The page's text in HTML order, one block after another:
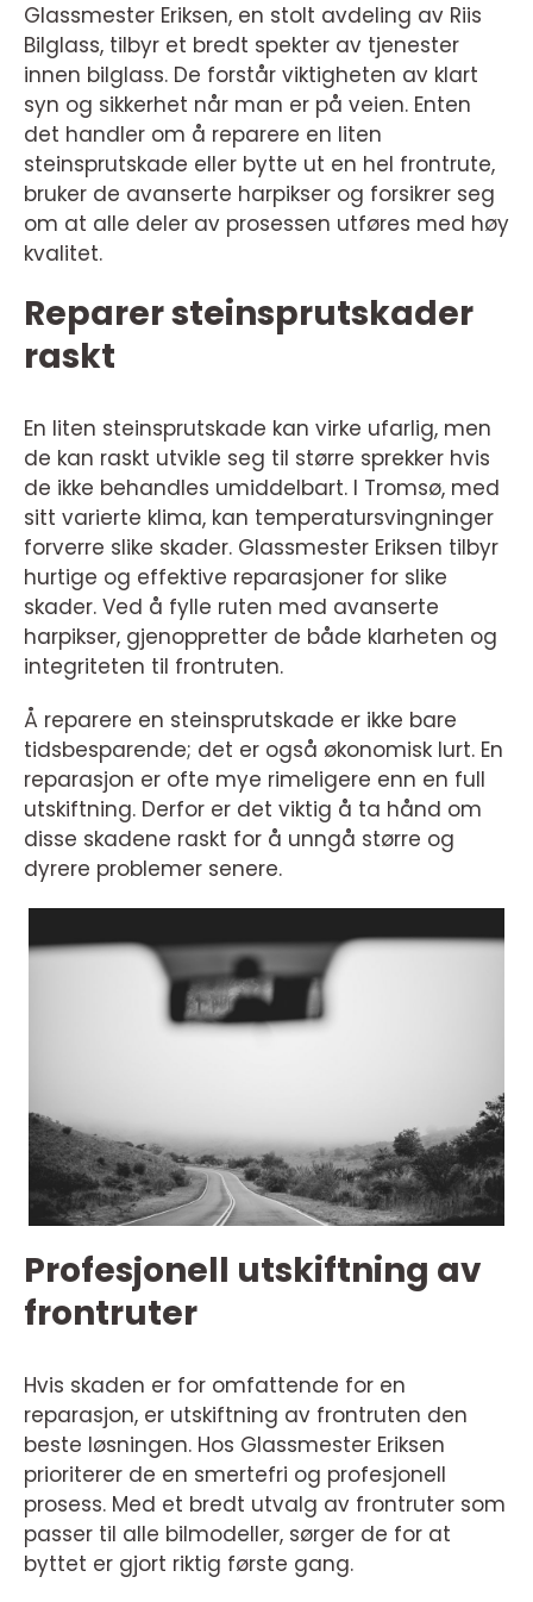
Glassmester Eriksen, en stolt avdeling av Riis
Bilglass, tilbyr et bredt spekter av tjenester
innen bilglass. De forstår viktigheten av klart
syn og sikkerhet når man er på veien. Enten
det handler om å reparere en liten
steinsprutskade eller bytte ut en hel frontrute,
bruker de avanserte harpikser og forsikrer seg
om at alle deler av prosessen utføres med høy
kvalitet.
Reparer steinsprutskader
raskt
En liten steinsprutskade kan virke ufarlig, men
de kan raskt utvikle seg til større sprekker hvis
de ikke behandles umiddelbart. I Tromsø, med
sitt varierte klima, kan temperatursvingninger
forverre slike skader. Glassmester Eriksen tilbyr
hurtige og effektive reparasjoner for slike
skader. Ved å fylle ruten med avanserte
harpikser, gjenoppretter de både klarheten og
integriteten til frontruten.
Å reparere en steinsprutskade er ikke bare
tidsbesparende; det er også økonomisk lurt. En
reparasjon er ofte mye rimeligere enn en full
utskiftning. Derfor er det viktig å ta hånd om
disse skadene raskt for å unngå større og
dyrere problemer senere.
Profesjonell utskiftning av
frontruter
Hvis skaden er for omfattende for en
reparasjon, er utskiftning av frontruten den
beste løsningen. Hos Glassmester Eriksen
prioriterer de en smertefri og profesjonell
prosess. Med et bredt utvalg av frontruter som
passer til alle bilmodeller, sørger de for at
byttet er gjort riktig første gang.